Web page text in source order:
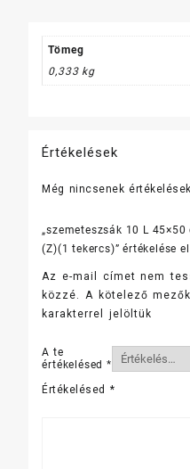
12
mikron
(Z)
Tömeg
0,333 kg
Értékelések
Még nincsenek
„szemeteszsák 10 L
(Z)(1 tekercs)” értékelése
Az e-mail címet nem
közzé. A kötelező
karakterrel jelöltük
A te
értékelésed*
Értékelésed *